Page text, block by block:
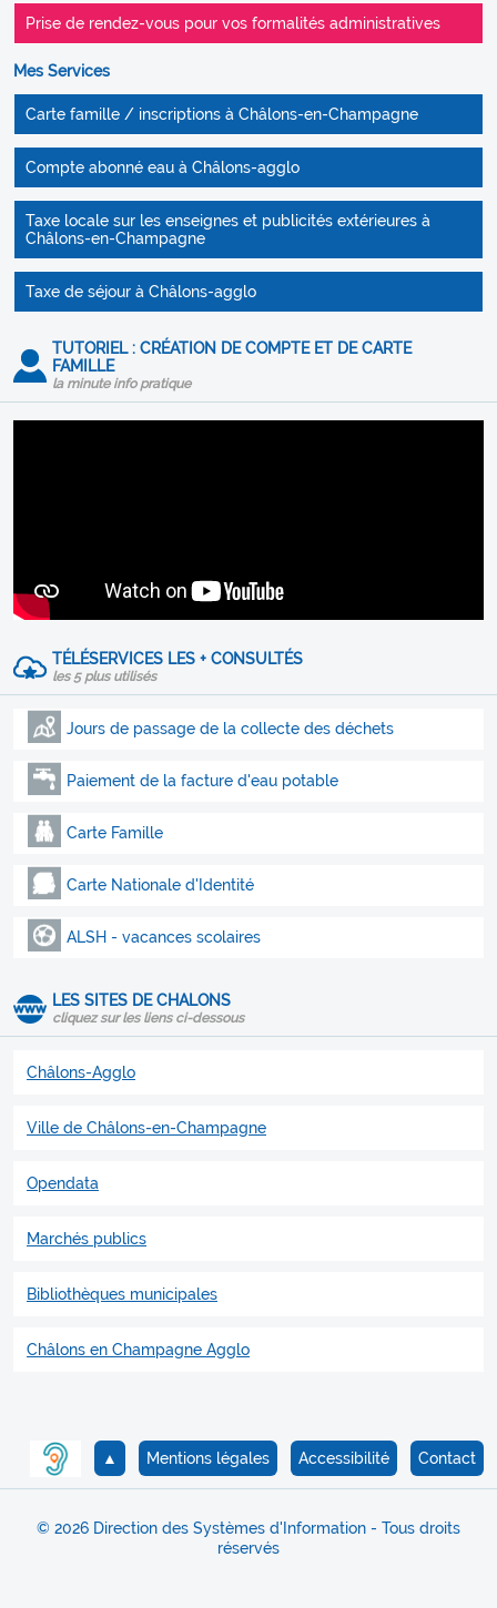
Prise de rendez-vous pour vos formalités administratives
Mes Services
Carte famille / inscriptions à Châlons-en-Champagne
Compte abonné eau à Châlons-agglo
Taxe locale sur les enseignes et publicités extérieures à
Châlons-en-Champagne
Taxe de séjour à Châlons-agglo
TUTORIEL : CRÉATION DE COMPTE ET DE CARTE
FAMILLE
la minute info pratique
TÉLÉSERVICES LES + CONSULTÉS
les 5 plus utilisés
Jours de passage de la collecte des déchets
Paiement de la facture d'eau potable
Carte Famille
Carte Nationale d'Identité
ALSH - vacances scolaires
LES SITES DE CHALONS
cliquez sur les liens ci-dessous
Châlons-Agglo
Ville de Châlons-en-Champagne
Opendata
Marchés publics
Bibliothèques municipales
Châlons en Champagne Agglo
Contact
Accessibilité
Mentions légales
▲
© 2026 Direction des Systèmes d'Information - Tous droits
réservés